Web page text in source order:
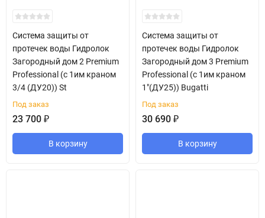
Система защиты от
протечек воды Гидролок
Загородный дом 2 Premium
Professional (с 1им краном
3/4 (ДУ20)) St
Под заказ
23 700 ₽
В корзину
Система защиты от
протечек воды Гидролок
Загородный дом 3 Premium
Professional (с 1им краном
1"(ДУ25)) Bugatti
Под заказ
30 690 ₽
В корзину